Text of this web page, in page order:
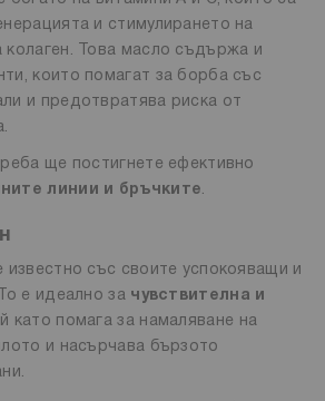
и стимулирането на
колаген. Това масло съдържа и
които помагат за борба със
и предотвратява риска от
ще постигнете ефективно
линии и бръчките.
известно със своите успокояващи и
е идеално зачувствителна и
като помага за намаляване на
и насърчава бързото